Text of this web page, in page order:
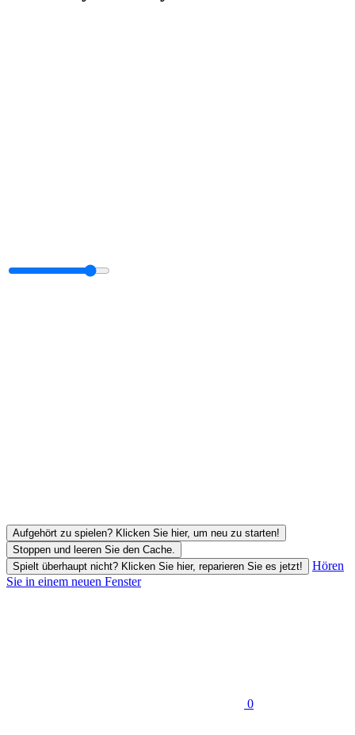
Aufgehört zu spielen? Klicken Sie hier, um neu zu starten!
Stoppen und leeren Sie den Cache.
Spielt überhaupt nicht? Klicken Sie hier, reparieren Sie es jetzt!
Hören
Sie in einem neuen Fenster
0